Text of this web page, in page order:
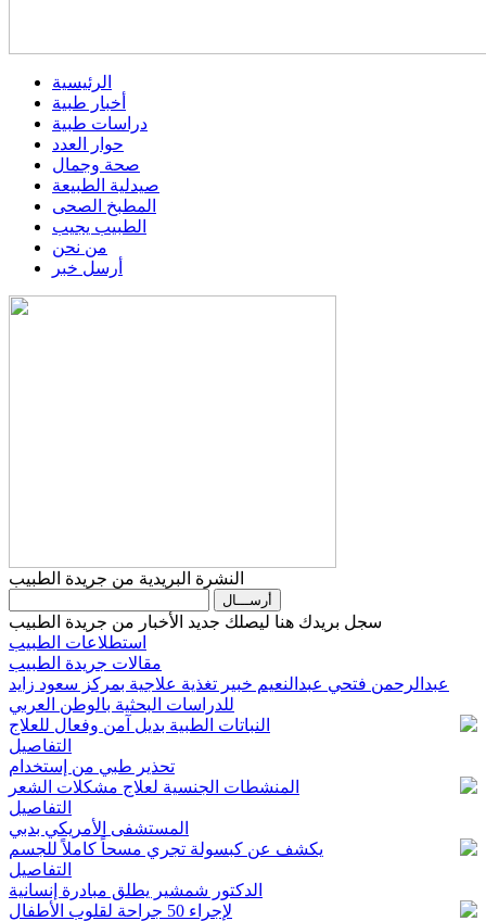
الرئيسية
أخبار طبية
دراسات طبية
حوار العدد
صحة وجمال
صيدلية الطبيعة
المطبخ الصحى
الطبيب يجيب
من نحن
أرسل خبر
النشرة البريدية من جريدة الطبيب
سجل بريدك هنا ليصلك جديد الأخبار من جريدة الطبيب
استطلاعات الطبيب
مقالات جريدة الطبيب
عبدالرحمن فتحي عبدالنعيم خبير تغذية علاجية بمركز سعود زايد
للدراسات البحثية بالوطن العربي
النباتات الطبية بديل آمن وفعال للعلاج
التفاصيل
تحذير طبي من إستخدام
المنشطات الجنسية لعلاج مشكلات الشعر
التفاصيل
المستشفى الأمريكي بدبي
يكشف عن كبسولة تجري مسحاً كاملاً للجسم
التفاصيل
الدكتور شمشير يطلق مبادرة إنسانية
لإجراء 50 جراحة لقلوب الأطفال